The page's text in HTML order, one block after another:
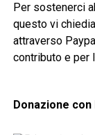
Per sostenerci
questo vi
attraverso
contributo e per
Donazione